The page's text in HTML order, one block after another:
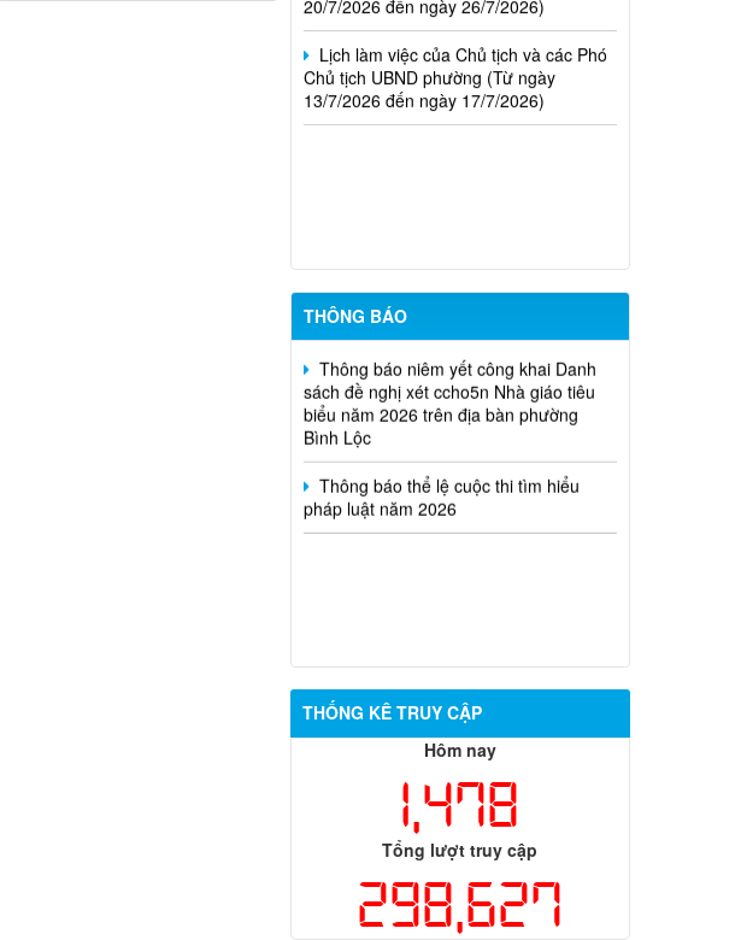
Lịch làm việc của Chủ tịch và các Phó
Chủ tịch UBND phường (Từ ngày
13/7/2026 đến ngày 17/7/2026)
THÔNG BÁO
chức Trung tâm Dịch vụ tổng hợp
phường Bình Lộc năm 2026
Thông báo niêm yết công khai Danh
sách đề nghị xét ccho5n Nhà giáo tiêu
biểu năm 2026 trên địa bàn phường
Bình Lộc
Thông báo thể lệ cuộc thi tìm hiểu
pháp luật năm 2026
THỐNG KÊ TRUY CẬP
Hôm nay
1,478
Tổng lượt truy cập
298,627